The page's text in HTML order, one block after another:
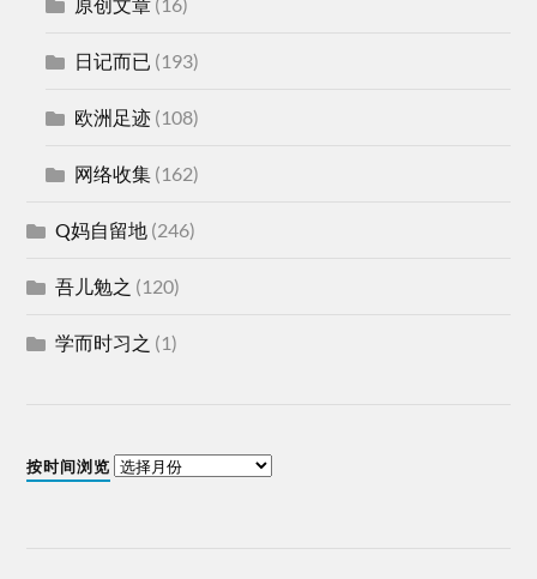
原创文章 (16)
日记而已 (193)
欧洲足迹 (108)
网络收集 (162)
Q妈自留地 (246)
吾儿勉之 (120)
学而时习之 (1)
按时间浏览